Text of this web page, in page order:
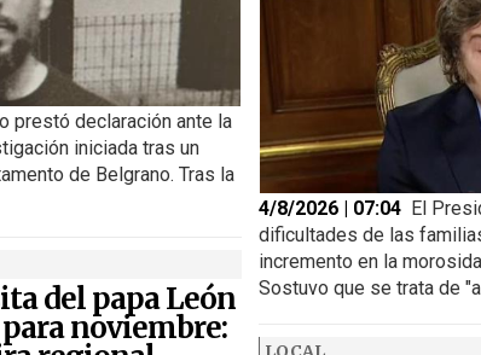
prestó declaración ante la
iniciada tras un
de Belgrano. Tras la
del papa León
noviembre:
4/8/2026 | 07:04 El
dificultades de las
incremento en la
Sostuvo que se trata de